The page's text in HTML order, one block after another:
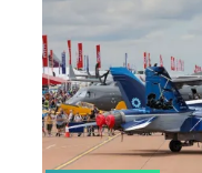
INDUSTRIE
HELIKOPTER
BERUFE